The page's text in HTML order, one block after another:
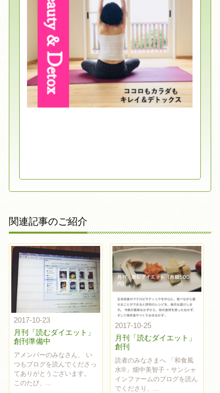
関連記事のご紹介
2017-10-23
月刊「読むダイエット」
創刊準備中
アメンバーのみなさん、 い
つもブログを読んでくださっ
てありがとうございます。
このたび、...
2017-10-25
月刊「読むダイエット」
創刊
読者のみなさまへ 「和食風
水®」畑中美智子・サンシャ
インファームのブログを読ん
でくださり、...